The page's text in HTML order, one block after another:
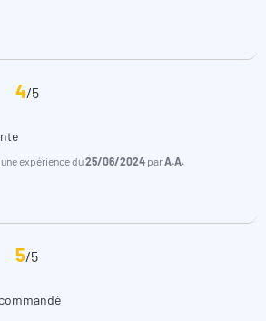
4/5
une expérience du25/06/2024 parA.A.
5/5